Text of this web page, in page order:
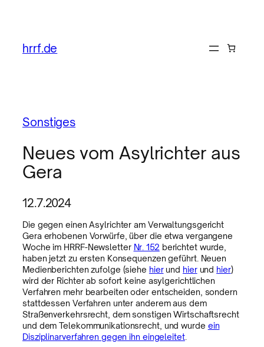
hrrf.de
Sonstiges
Neues vom Asylrichter aus
Gera
12.7.2024
Die gegen einen Asylrichter am Verwaltungsgericht
Gera erhobenen Vorwürfe, über die etwa vergangene
Woche im HRRF-Newsletter Nr. 152 berichtet wurde,
haben jetzt zu ersten Konsequenzen geführt. Neuen
Medienberichten zufolge (siehe hierund hierund hier)
wird der Richter ab sofort keine asylgerichtlichen
Verfahren mehr bearbeiten oder entscheiden, sondern
stattdessen Verfahren unter anderem aus dem
Straßenverkehrsrecht, dem sonstigen Wirtschaftsrecht
und dem Telekommunikationsrecht, und wurde ein
Disziplinarverfahren gegen ihn eingeleitet.